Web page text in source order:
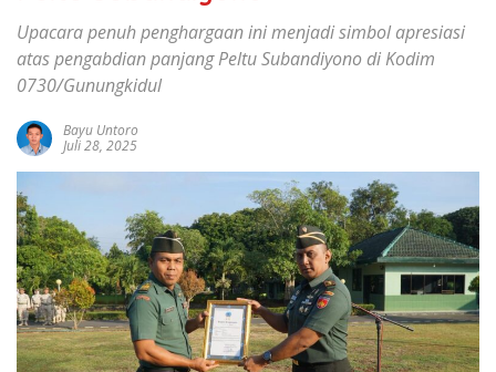
Upacara penuh penghargaan ini menjadi simbol apresiasi
atas pengabdian panjang Peltu Subandiyono di Kodim
0730/Gunungkidul
Bayu Untoro
Juli 28, 2025